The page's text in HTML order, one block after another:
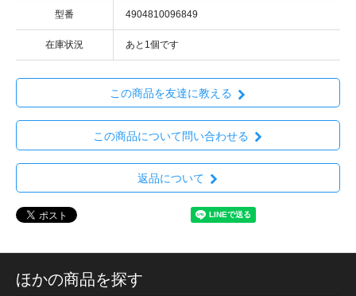
型番 4904810096849
在庫状況 あと1個です
この商品を友達に教える
この商品について問い合わせる
返品について
ほかの商品を探す